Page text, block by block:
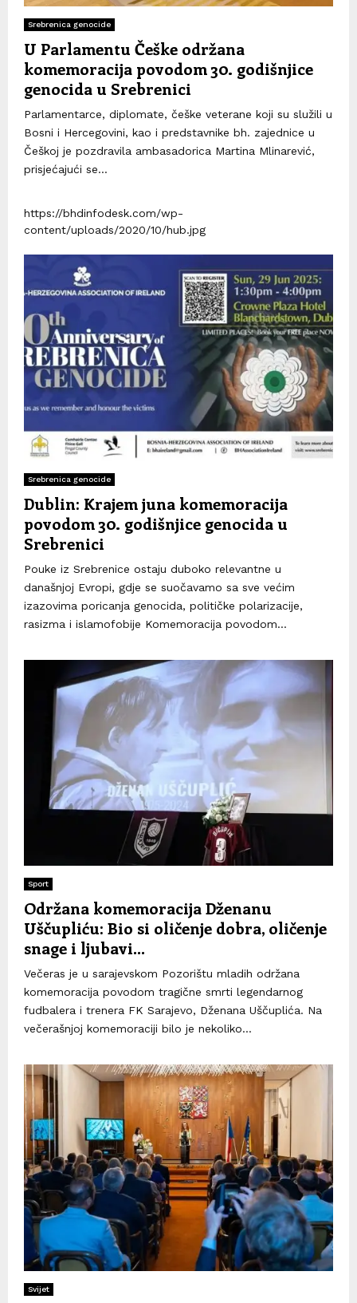
Srebrenica genocide
U Parlamentu Češke održana
komemoracija povodom 30. godišnjice
genocida u Srebrenici
Parlamentarce, diplomate, češke veterane koji su služili u
Bosni i Hercegovini, kao i predstavnike bh. zajednice u
Češkoj je pozdravila ambasadorica Martina Mlinarević,
prisjećajući se...
https://bhdinfodesk.com/wp-
content/uploads/2020/10/hub.jpg
Srebrenica genocide
Dublin: Krajem juna komemoracija
povodom 30. godišnjice genocida u
Srebrenici
Pouke iz Srebrenice ostaju duboko relevantne u
današnjoj Evropi, gdje se suočavamo sa sve većim
izazovima poricanja genocida, političke polarizacije,
rasizma i islamofobije Komemoracija povodom...
Sport
Održana komemoracija Dženanu
Uščupliću: Bio si oličenje dobra, oličenje
snage i ljubavi…
Večeras je u sarajevskom Pozorištu mladih održana
komemoracija povodom tragične smrti legendarnog
fudbalera i trenera FK Sarajevo, Dženana Uščuplića. Na
večerašnjoj komemoraciji bilo je nekoliko...
Svijet